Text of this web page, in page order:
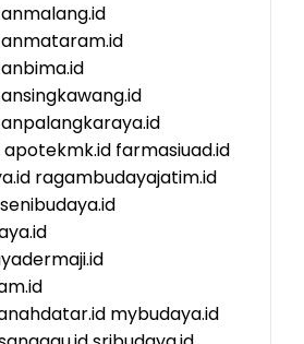
apotekmk.id farmasiuad.id
ragambudayajatim.id
senibudaya.id
mybudaya.id